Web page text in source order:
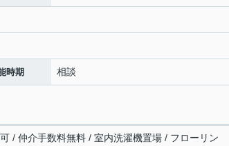
時期 相談
/ 仲介手数料無料 / 室内洗濯機置場 / フローリン